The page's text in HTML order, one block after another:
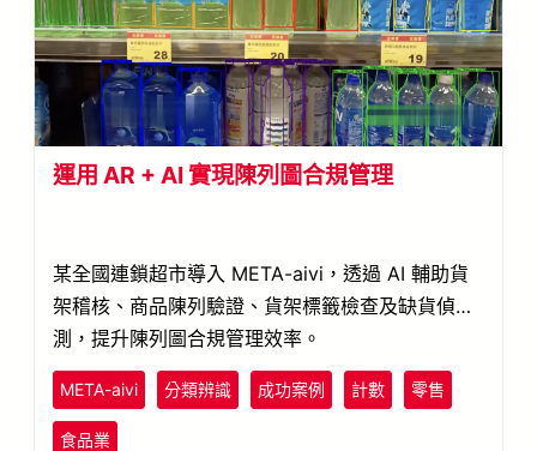
運用 AR + AI 實現陳列圖合規管理
某全國連鎖超市導入 META-aivi，透過 AI 輔助貨
架稽核、商品陳列驗證、貨架標籤檢查及缺貨偵
測，提升陳列圖合規管理效率。
META-aivi 分類辨識 成功案例 計數 零售
食品業